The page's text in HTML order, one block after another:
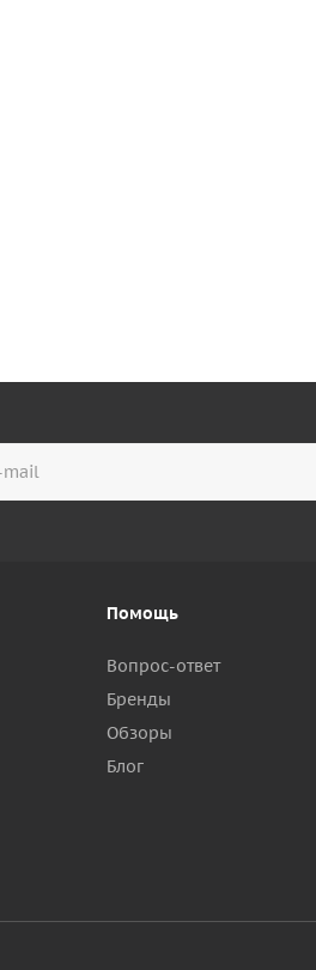
Помощь
Вопрос-ответ
Бренды
Обзоры
Блог